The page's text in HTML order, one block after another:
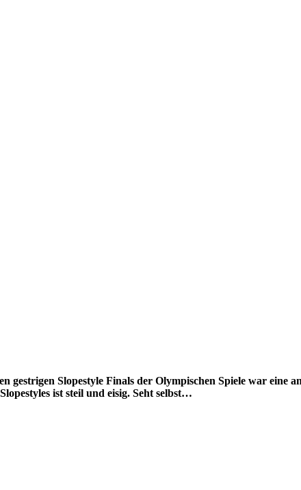
gestrigen Slopestyle Finals der Olympischen Spiele war eine
ist steil und eisig. Seht selbst…